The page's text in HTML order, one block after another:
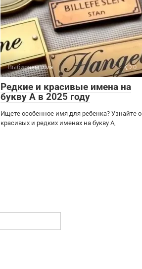
Выбираем имя 0
Редкие и красивые имена на
букву А в 2025 году
Ищете особенное имя для ребенка? Узнайте о
красивых и редких именах на букву А,